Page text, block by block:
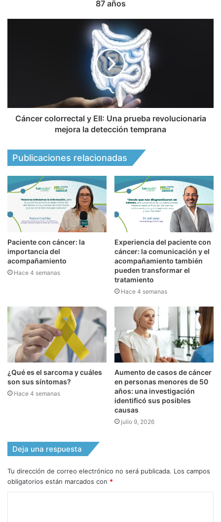
87 años
Cáncer colorrectal y EII: Una prueba revolucionaria
mejora la detección temprana
Publicaciones relacionadas
Paciente con cáncer: la
importancia del
acompañamiento
Hace 4 semanas
Experiencia del paciente con
cáncer: la comunicación y el
acompañamiento también
pueden transformar el
tratamiento
Hace 4 semanas
¿Qué es el sarcoma y cuáles
son sus síntomas?
Hace 4 semanas
Aumento de casos de cáncer
en personas menores de 50
años: una investigación
identificó sus posibles
causas
julio 9, 2026
Deja una respuesta
Tu dirección de correo electrónico no será publicada. Los campos
obligatorios están marcados con *